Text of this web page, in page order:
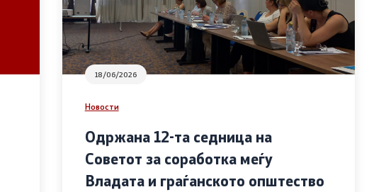
18/06/2026
Новости
Одржана 12-та седница на
Советот за соработка меѓу
Владата и граѓанското општество